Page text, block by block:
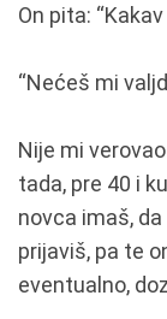
On pita:
“Nećeš mi
Nije mi
tada, pre 40 i
novca imaš,
prijaviš, pa te
eventualno,